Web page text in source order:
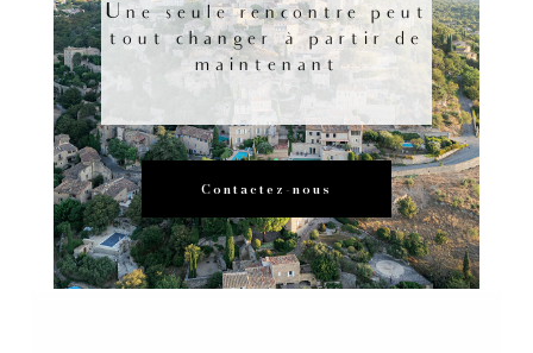
Une seule rencontre peut
tout changer à partir de
maintenant
Contactez-nous